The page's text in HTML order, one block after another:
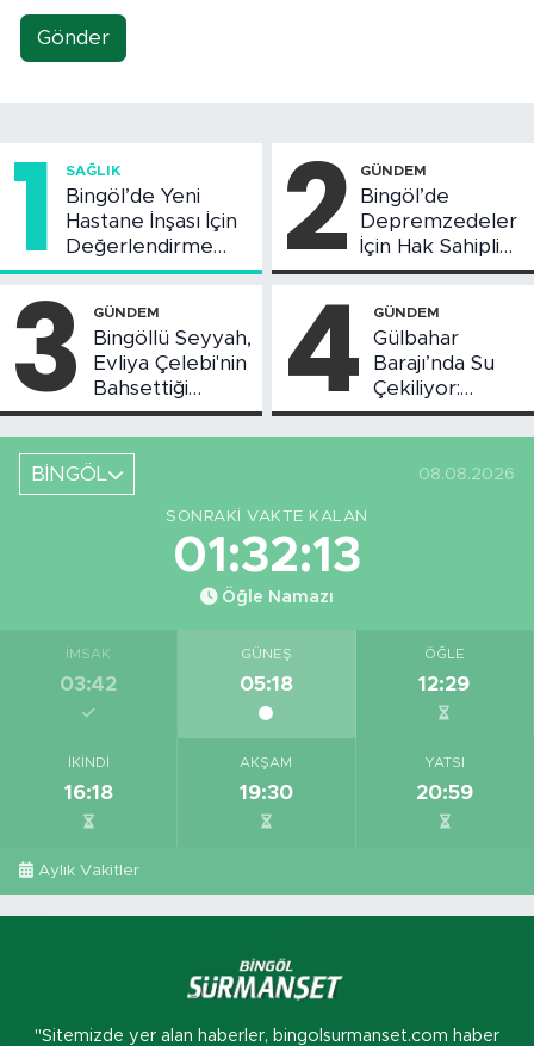
Gönder
1 SAĞLIK
Bingöl’de Yeni
Hastane İnşası İçin
Değerlendirme
Toplantısı Yapıldı
2 GÜNDEM
Bingöl’de
Depremzedeler
İçin Hak Sahipliği
Askı Süreci
3 GÜNDEM
Bingöllü Seyyah,
Evliya Çelebi'nin
Bahsettiği
Bingöl'deki O
Yeri Görüntüledi
4 GÜNDEM
Gülbahar
Barajı’nda Su
Çekiliyor:
Piknikçi Sayısı
Azaldı
BİNGÖL
08.08.2026
SONRAKI VAKTE KALAN
01:32:12
Öğle Namazı
İMSAK
03:42
GÜNEŞ
05:18
ÖĞLE
12:29
İKINDI
16:18
AKŞAM
19:30
YATSI
20:59
Aylık Vakitler
"Sitemizde yer alan haberler, bingolsurmanset.com haber